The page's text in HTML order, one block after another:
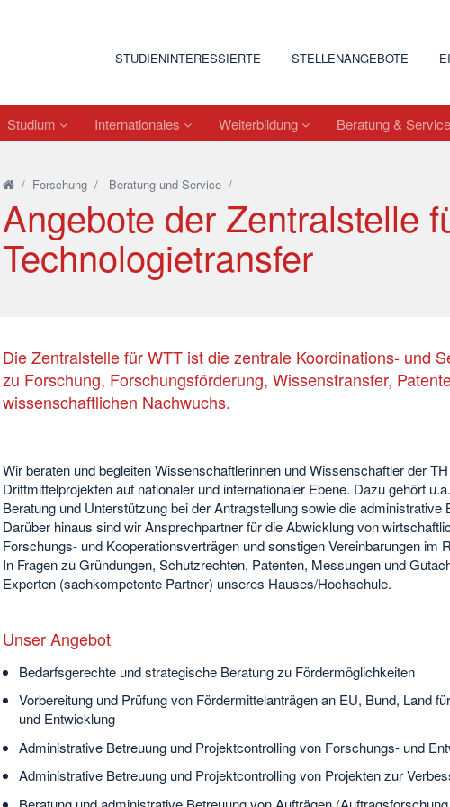
STUDIENINTERESSIERTE STELLENANGEBOTE
Studium Internationales Weiterbildung Beratung &
/ Forschung/ Beratung und Service/
Angebote der Zentralstelle
Technologietransfer
Die Zentralstelle für WTT ist die zentrale Koordinations- und
zu Forschung, Forschungsförderung, Wissenstransfer,
wissenschaftlichen Nachwuchs.
Wir beraten und begleiten Wissenschaftlerinnen und Wissenschaftler der
Drittmittelprojekten auf nationaler und internationaler Ebene. Dazu gehört
Beratung und Unterstützung bei der Antragstellung sowie die administrative
Darüber hinaus sind wir Ansprechpartner für die Abwicklung von
Forschungs- und Kooperationsverträgen und sonstigen Vereinbarungen im
In Fragen zu Gründungen, Schutzrechten, Patenten, Messungen und
Experten (sachkompetente Partner) unseres Hauses/Hochschule.
Unser Angebot
Bedarfsgerechte und strategische Beratung zu Fördermöglichkeiten
Vorbereitung und Prüfung von Fördermittelanträgen an EU, Bund, Land
und Entwicklung
Administrative Betreuung und Projektcontrolling von Forschungs- und
Administrative Betreuung und Projektcontrolling von Projekten zur